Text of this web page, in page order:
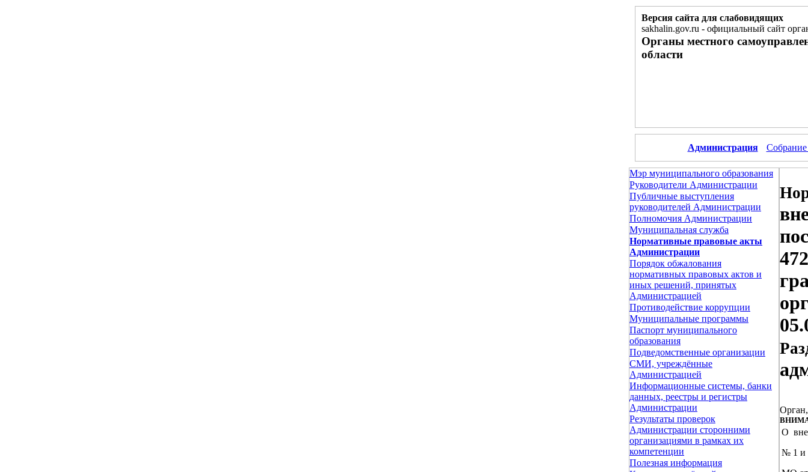
Версия сайта для слабовидящих
sakhalin.gov.ru - официальный сайт
Органы местного
области
Администрация Собрание
Мэр муниципального образования
Руководители Администрации
Публичные выступления
руководителей Администрации
Полномочия Администрации
Муниципальная служба
Нормативные правовые акты
Администрации
Порядок обжалования
нормативных правовых актов и
иных решений, принятых
Администрацией
Противодействие коррупции
Муниципальные программы
Паспорт муниципального
образования
Подведомственные организации
СМИ, учреждённые
Администрацией
Информационные системы, банки
данных, реестры и регистры
Администрации
Результаты проверок
Администрации сторонними
организациями в рамках их
компетенции
Полезная информация
О
№ 1 и